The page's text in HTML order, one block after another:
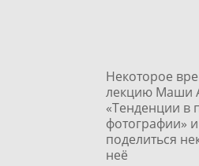
Некоторое
лекцию Маши
«Тенденции в
фотографии»
поделиться
неё